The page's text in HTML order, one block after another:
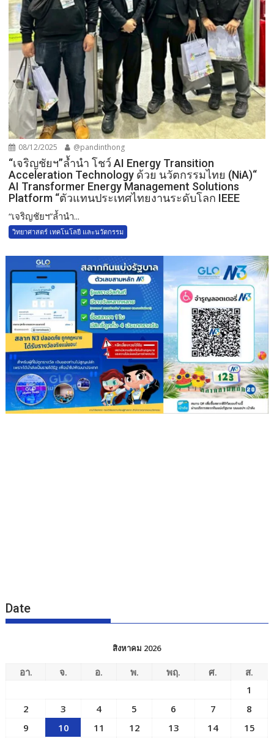
08/12/2025 @pandinthong
“เจริญชัยฯ”ล้ำนำ โชว์ AI Energy Transition
Acceleration Technology ด้วย นวัตกรรมไทย (NiA)“
AI Transformer Energy Management Solutions
Platform “ตัวแทนประเทศไทยงานระดับโลก IEEE
“เจริญชัยฯ”ล้ำนำ...
วิทยาศาสตร์ เทคโนโลยี และนวัตกรรม
Date
สิงหาคม 2026
อา. จ. อ. พ. พฤ. ศ.
ส.
1
2
3 4 5 6 7
8
9
10 11 12 13 14
15